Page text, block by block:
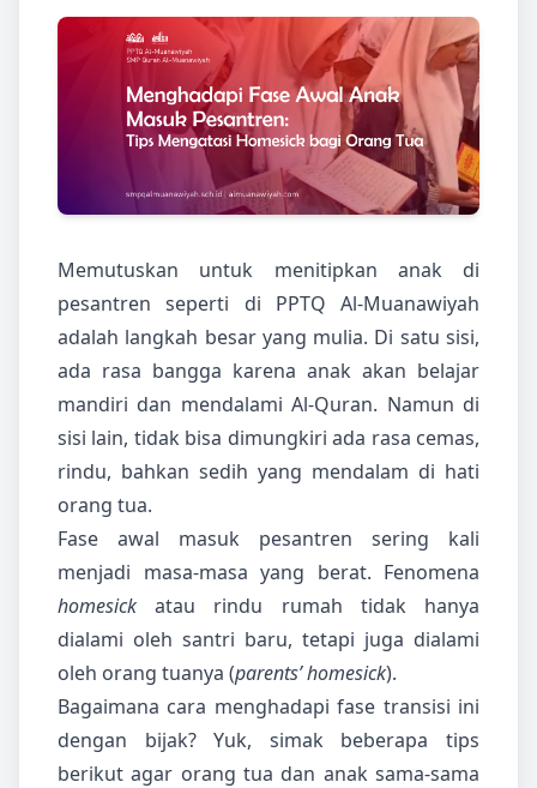
Memutuskan untuk menitipkan anak di
pesantren seperti di PPTQ Al-Muanawiyah
adalah langkah besar yang mulia. Di satu sisi,
ada rasa bangga karena anak akan belajar
mandiri dan mendalami Al-Quran. Namun di
sisi lain, tidak bisa dimungkiri ada rasa cemas,
rindu, bahkan sedih yang mendalam di hati
orang tua.
Fase awal masuk pesantren sering kali
menjadi masa-masa yang berat. Fenomena
homesick atau rindu rumah tidak hanya
dialami oleh santri baru, tetapi juga dialami
oleh orang tuanya (parents’ homesick).
Bagaimana cara menghadapi fase transisi ini
dengan bijak? Yuk, simak beberapa tips
berikut agar orang tua dan anak sama-sama